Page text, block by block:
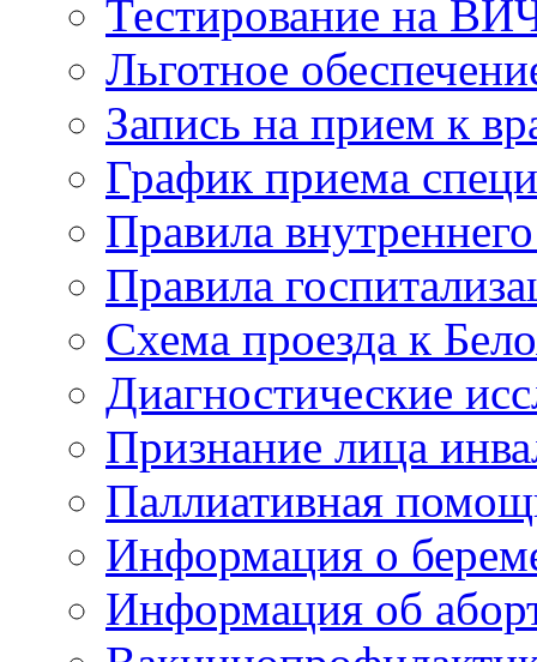
Тестирование на
Льготное
Запись на прием к
График приема
Правила
Правила
Схема проезда к
Диагностические
Признание лица
Паллиативная
Информация о
Информация об